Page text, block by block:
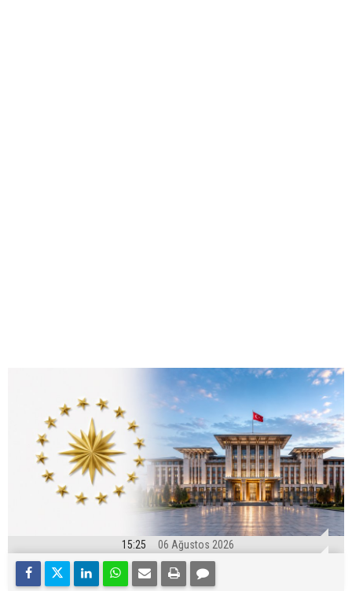
15:25 06 Ağustos 2026